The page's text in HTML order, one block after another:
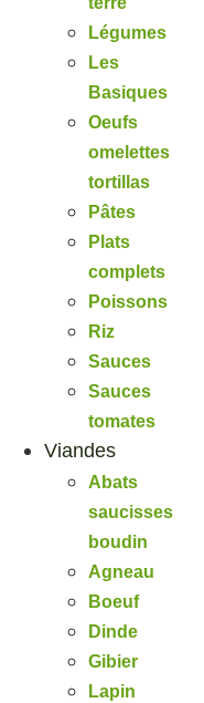
Légumes
Les
Basiques
Oeufs
omelettes
tortillas
Pâtes
Plats
complets
Poissons
Riz
Sauces
Sauces
tomates
Viandes
Abats
saucisses
boudin
Agneau
Boeuf
Dinde
Gibier
Lapin